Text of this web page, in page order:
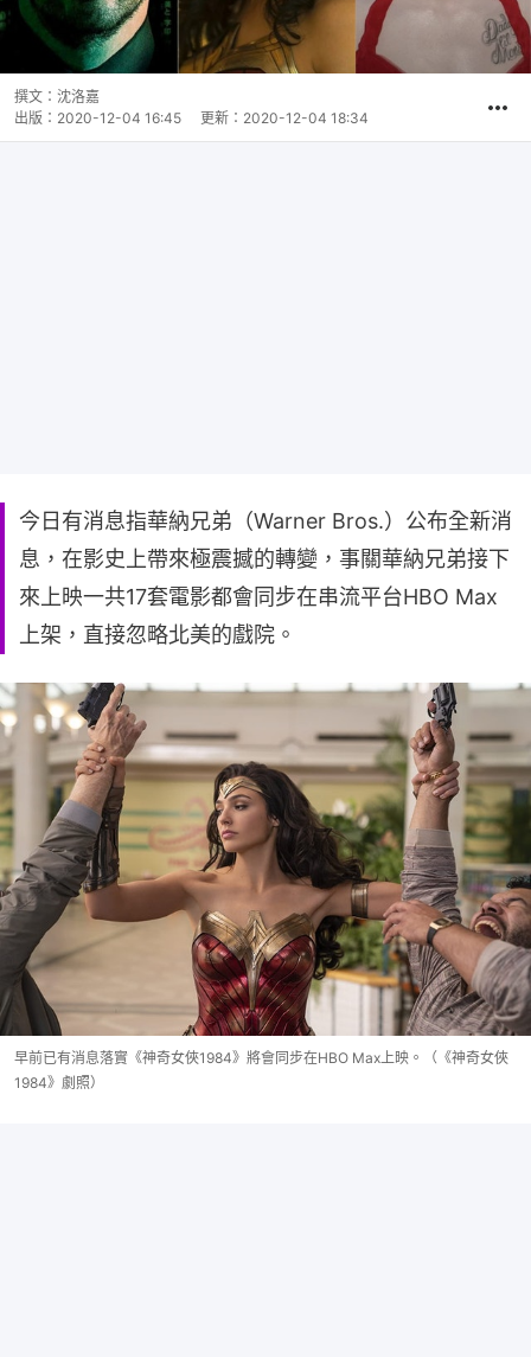
撰文： 沈洛嘉
出版： 2020-12-04 16:45 更新： 2020-12-04 18:34
今日有消息指華納兄弟（Warner Bros.）公布全新消
息，在影史上帶來極震撼的轉變，事關華納兄弟接下
來上映一共17套電影都會同步在串流平台HBO Max
上架，直接忽略北美的戲院。
早前已有消息落實《神奇女俠1984》將會同步在HBO Max上映。（《神奇女俠
1984》劇照）